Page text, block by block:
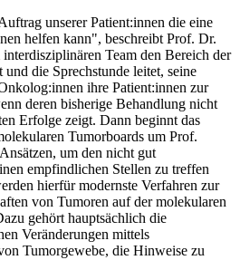
unserer Patient:innen die eine
helfen kann", beschreibt Prof. Dr.
Team den Bereich der
und die Sprechstunde leitet, seine
ihre Patient:innen zur
deren bisherige Behandlung nicht
Erfolge zeigt. Dann beginnt das
Tumorboards um Prof.
um den nicht gut
empfindlichen Stellen zu treffen
hierfür modernste Verfahren zur
von Tumoren auf der molekularen
gehört hauptsächlich die
Veränderungen mittels
Tumorgewebe, die Hinweise zu